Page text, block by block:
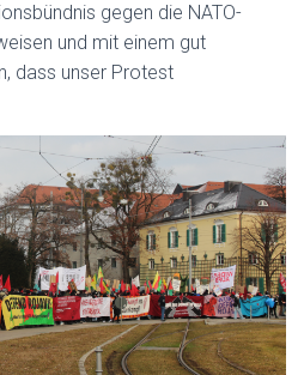
gegen die NATO-
und mit einem gut
dass unser Protest